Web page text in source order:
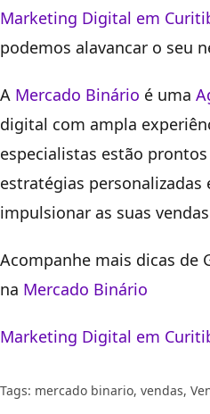
Marketing Digital em
podemos alavancar o seu
A Mercado Binário é uma
digital com ampla
especialistas estão
estratégias personalizadas
impulsionar as suas
Acompanhe mais dicas de
na Mercado Binário
Marketing Digital em
Tags: mercado binario, vendas,